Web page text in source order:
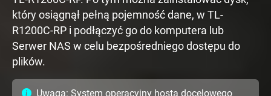
który osiągnął pełną pojemność dane, w TL-
R1200C-RP i podłączyć go do komputera lub
Serwer NAS w celu bezpośredniego dostępu do
plików.
Uwaga: System operacyjny hosta docelowego